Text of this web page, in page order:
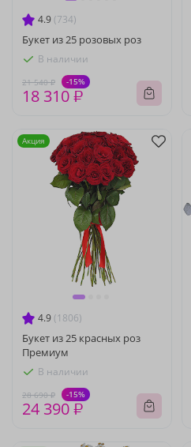
4.9 (734)
Букет из 25 розовых роз
В наличии
21 540 ₽ -15%
18 310 ₽
4.9 (1806)
Букет из 25 красных роз
Премиум
В наличии
28 690 ₽ -15%
24 390 ₽
Акция